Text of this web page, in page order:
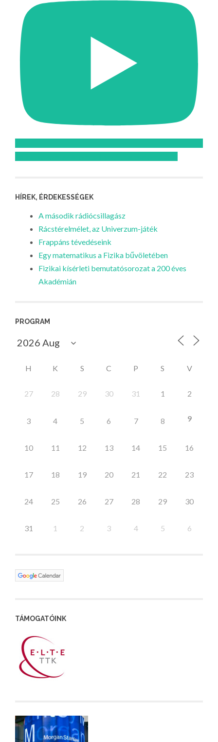
HÍREK, ÉRDEKESSÉGEK
A második rádiócsillagász
Rácstérelmélet, az Univerzum-játék
Frappáns tévedéseink
Egy matematikus a Fizika bűvöletében
Fizikai kísérleti bemutatósorozat a 200 éves
Akadémián
PROGRAM
H K S C P S V
27 28 29 30 31 1 2
3 4 5 6 7 8 9
10 11 12 13 14 15 16
17 18 19 20 21 22 23
24 25 26 27 28 29 30
31 1 2 3 4 5 6
TÁMOGATÓINK